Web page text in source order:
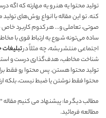
تولید محتوا یه هنر و یه مهارته که اگه
کنه. تو این مقاله با انواع روش‌های
صوتی، تعاملی و… هر کدوم کاربرد
ساده می‌تونه شروع یه ارتباط قوی با
اجتماعی منتشر بشه، چه مثلاً در
شناخت مخاطب، هدف‌گذاری درست و
تولید محتوا هستن. پس محتوا رو فقط
محتوا فقط نوشتن یا ضبط نیست، بلکه
مطالب دیگر ما: پیشنهاد می کنیم مقاله “
مطالعه فرمائید.